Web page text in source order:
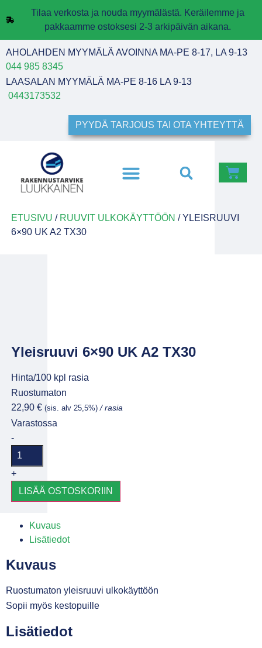
Tilaa verkosta ja nouda myymälästä. Keräilemme ja
pakkaamme ostoksesi 2-3 arkipäivän aikana.
AHOLAHDEN MYYMÄLÄ AVOINNA MA-PE 8-17, LA 9-13
044 985 8345
LAASALAN MYYMÄLÄ MA-PE 8-16 LA 9-13
0443173532
PYYDÄ TARJOUS TAI OTA YHTEYTTÄ
ETUSIVU / RUUVIT ULKOKÄYTTÖÖN / YLEISRUUVI
6×90 UK A2 TX30
Yleisruuvi 6×90 UK A2 TX30
Hinta/100 kpl rasia
Ruostumaton
22,90 € (sis. alv 25,5%)/ rasia
Varastossa
-
+
LISÄÄ OSTOSKORIIN
Kuvaus
Lisätiedot
Kuvaus
Ruostumaton yleisruuvi ulkokäyttöön
Sopii myös kestopuille
Lisätiedot